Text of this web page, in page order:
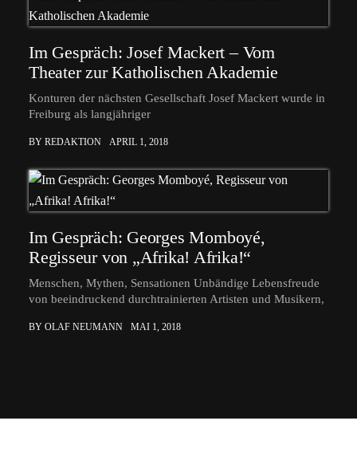
Im Gespräch: Josef Mackert – Vom
Theater zur Katholischen Akademie
Konturen der nächsten Gesellschaft Josef Mackert wurde in
Freiburg als langjähriger
BY REDAKTION APRIL 1, 2018
Im Gespräch: Georges Momboyé,
Regisseur von „Afrika! Afrika!“
Menschen, Mythen, Sensationen Unbändige Lebensfreude
von beeindruckend durchtrainierten Artisten und Musikern,
BY OLAF NEUMANN MAI 1, 2018